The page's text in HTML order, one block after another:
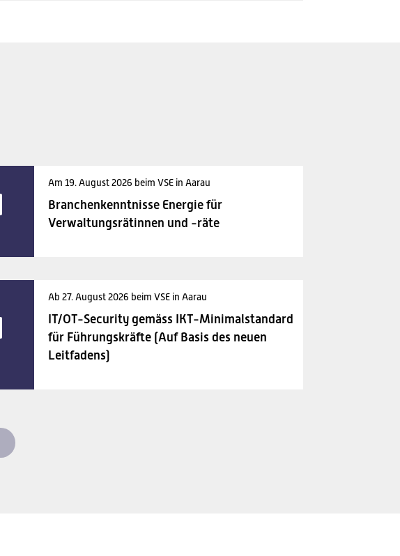
Am 19. August 2026 beim VSE in Aarau
Branchenkenntnisse Energie für
Verwaltungsrätinnen und -räte
Ab 27. August 2026 beim VSE in Aarau
IT/OT-Security gemäss IKT-Minimalstandard
für Führungskräfte (Auf Basis des neuen
Leitfadens)